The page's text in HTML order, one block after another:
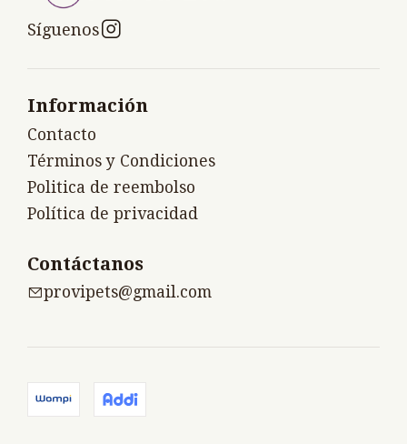
Síguenos
Información
Contacto
Términos y Condiciones
Politica de reembolso
Política de privacidad
Contáctanos
provipets@gmail.com